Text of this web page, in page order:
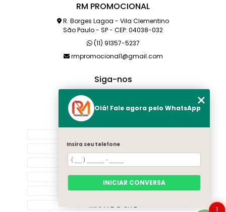
RM PROMOCIONAL
R. Borges Lagoa - Vila Clementino
São Paulo - SP - CEP: 04038-032
(11) 91357-5237
rmpromocional1@gmail.com
Siga-nos
SOBRE NÓS
PRODUTOS
CATEGORIAS
CONTATO
MAPA DO SITE
1
Olá! Fale agora pelo WhatsApp
Insira seu telefone
INICIAR CONVERSA